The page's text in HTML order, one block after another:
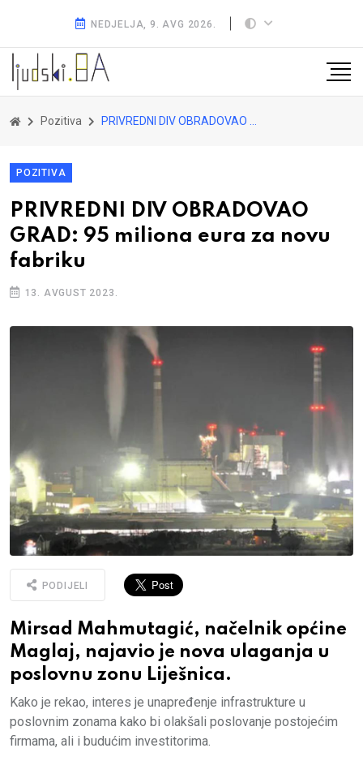
NEDJELJA, 9. AVG 2026.
Pozitiva PRIVREDNI DIV OBRADOVAO GRAD: 95 miliona eura za novu fabriku
POZITIVA
PRIVREDNI DIV OBRADOVAO
GRAD: 95 miliona eura za novu
fabriku
13. AVGUST 2023.
PODIJELI
Mirsad Mahmutagić, načelnik općine
Maglaj, najavio je nova ulaganja u
poslovnu zonu Liješnica.
Kako je rekao, interes je unapređenje infrastrukture u
poslovnim zonama kako bi olakšali poslovanje postojećim
firmama, ali i budućim investitorima.